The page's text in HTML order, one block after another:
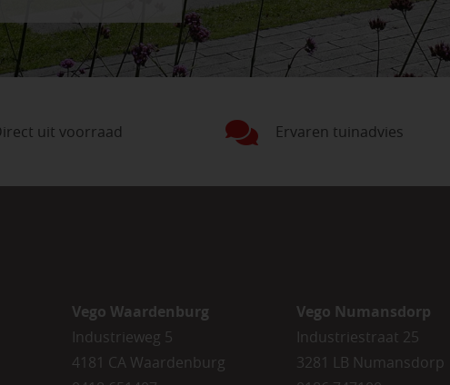
uit voorraad Ervaren tuinadvies
Vego Waardenburg
Industrieweg 5
4181 CA Waardenburg
Vego Numansdorp
Industriestraat 25
3281 LB Numansdorp